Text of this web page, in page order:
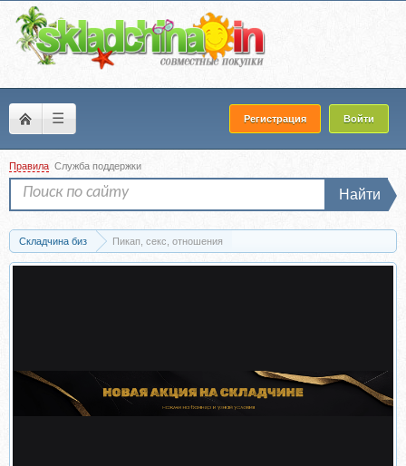
☰ Регистрация Войти
Правила Служба поддержки
Найти
Складчина биз Пикап, секс, отношения